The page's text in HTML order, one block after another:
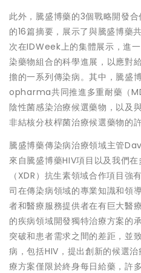
此外，騰盛博藥的3個戰略開發
的16篇摘要，展示了與騰盛博藥
次在IDWeek上的集體展示，進
染藥物組合的科學進展，以應對
擔的一系列傳染病。其中，騰盛
opharma共同推進多重耐藥（
陰性菌感染治療候選藥物，以
非結核分枝桿菌治療候選藥物的許
騰盛博藥傳染病治療領域主管
來自騰盛博藥HIV項目以及我們
（XDR）抗生素領域合作項目
司在傳染病領域的專業知識和領
者和醫療服務提供者在有巨大醫
的疾病領域開發獨特治療方案的
突破和患者需求之間的差距，並
病，包括HIV，提出創新的候選
療方案僅限於終身每日給藥，許